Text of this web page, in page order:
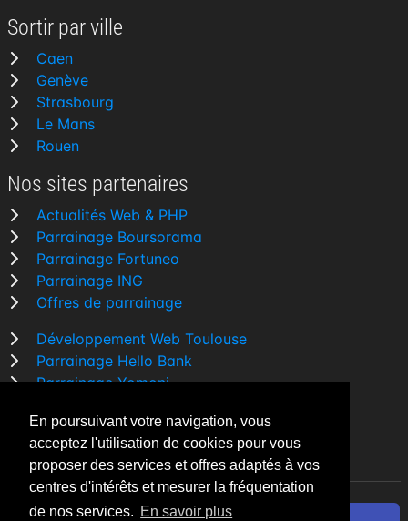
En poursuivant votre navigation, vous
acceptez l'utilisation de cookies pour vous
proposer des services et offres adaptés à vos
centres d'intérêts et mesurer la fréquentation
de nos services. En savoir plus
Sortir par ville
Caen
Genève
Strasbourg
Le Mans
Rouen
Nos sites partenaires
Actualités Web & PHP
Parrainage Boursorama
Parrainage Fortuneo
Parrainage ING
Offres de parrainage
Développement Web Toulouse
Parrainage Hello Bank
Parrainage Yomoni
Comparatif banque